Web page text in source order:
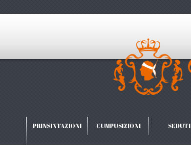
PRINSINTAZIONI CUMPUSIZIONI SEDUTI